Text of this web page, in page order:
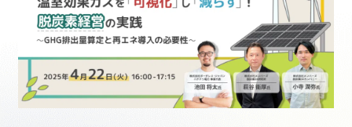
フェロー紹介
採用情報